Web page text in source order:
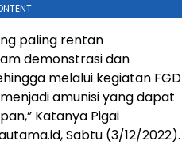
paling rentan
demonstrasi dan
melalui kegiatan FGD
amunisi yang dapat
Katanya Pigai
Sabtu (3/12/2022).